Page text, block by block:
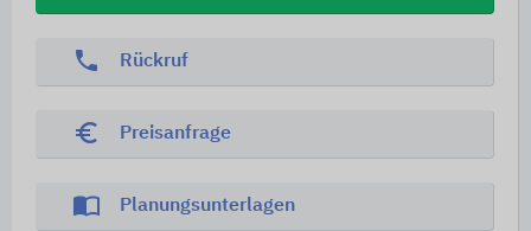
phone Rückruf
euro_symbol Preisanfrage
import_contacts Planungsunterlagen